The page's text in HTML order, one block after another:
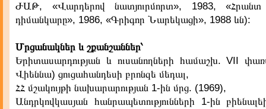
ԺԱԹ, «Վարդերով նատյուրմորտ», 1983, «Հրանտ
դիմանկարը», 1986, «Գրիգոր Նարեկացի», 1988 ևն):
Մրցանակներ և շքանշաններ՝
Երիտասարդության և ուսանողների համաշխ. VII
Վիեննա) ցուցահանդեսի բրոնզե մեդալ,
ՀՀ մշակույթի նախարարության 1-ին մրց. (1969),
Անդրկովկասյան հանրապետությունների 1-ին